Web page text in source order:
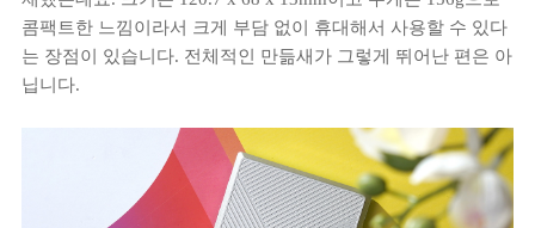
콤팩트한 느낌이라서 크게 부담 없이 휴대해서 사용할 수 있다
는 장점이 있습니다. 전체적인 만듦새가 그렇게 뛰어난 편은 아
닙니다.